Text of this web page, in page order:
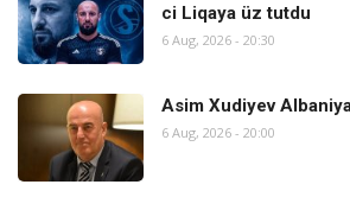
ci Liqaya üz tutdu
6 Aug, 2026 - 20:30
Asim Xudiyev
6 Aug, 2026 - 20:00